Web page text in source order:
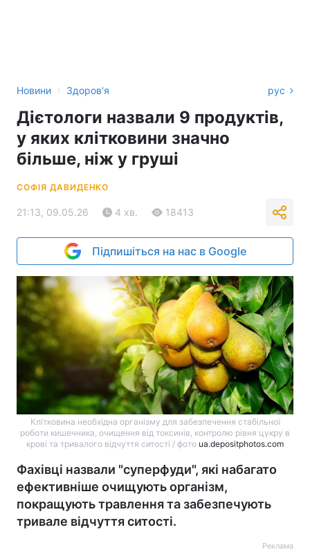
Новини › Здоров'я рус
Дієтологи назвали 9 продуктів,
у яких клітковини значно
більше, ніж у груші
СОФІЯ ДАВИДЕНКО
21:13, 09.05.26 4 хв. 18413
Підпишіться на нас в Google
Клітковина необхідна організму для забезпечення стабільної
роботи кишечника, очищення від токсинів, контролю рівня цукру в
крові та тривалого відчуття ситості / фото ua.depositphotos.com
Фахівці назвали "суперфуди", які набагато
ефективніше очищують організм,
покращують травлення та забезпечують
тривале відчуття ситості.
Реклама